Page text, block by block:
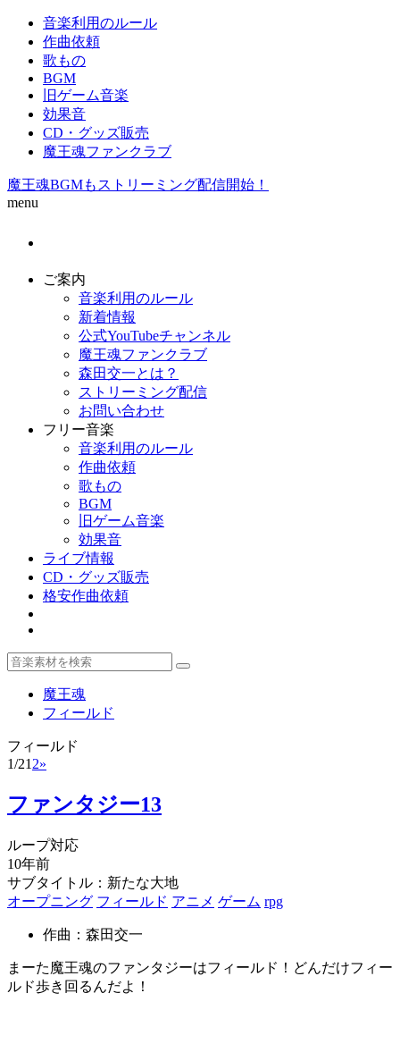
音楽利用のルール
作曲依頼
歌もの
BGM
旧ゲーム音楽
効果音
CD・グッズ販売
魔王魂ファンクラブ
魔王魂BGMもストリーミング配信開始！
menu
ご案内
音楽利用のルール
新着情報
公式YouTubeチャンネル
魔王魂ファンクラブ
森田交一とは？
ストリーミング配信
お問い合わせ
フリー音楽
音楽利用のルール
作曲依頼
歌もの
BGM
旧ゲーム音楽
効果音
ライブ情報
CD・グッズ販売
格安作曲依頼
魔王魂
フィールド
フィールド
1/21 2»
ファンタジー13
ループ対応
10年前
サブタイトル：新たな大地
オープニング フィールド アニメ ゲーム rpg
作曲：森田交一
まーた魔王魂のファンタジーはフィールド！どんだけフィー
ルド歩き回るんだよ！